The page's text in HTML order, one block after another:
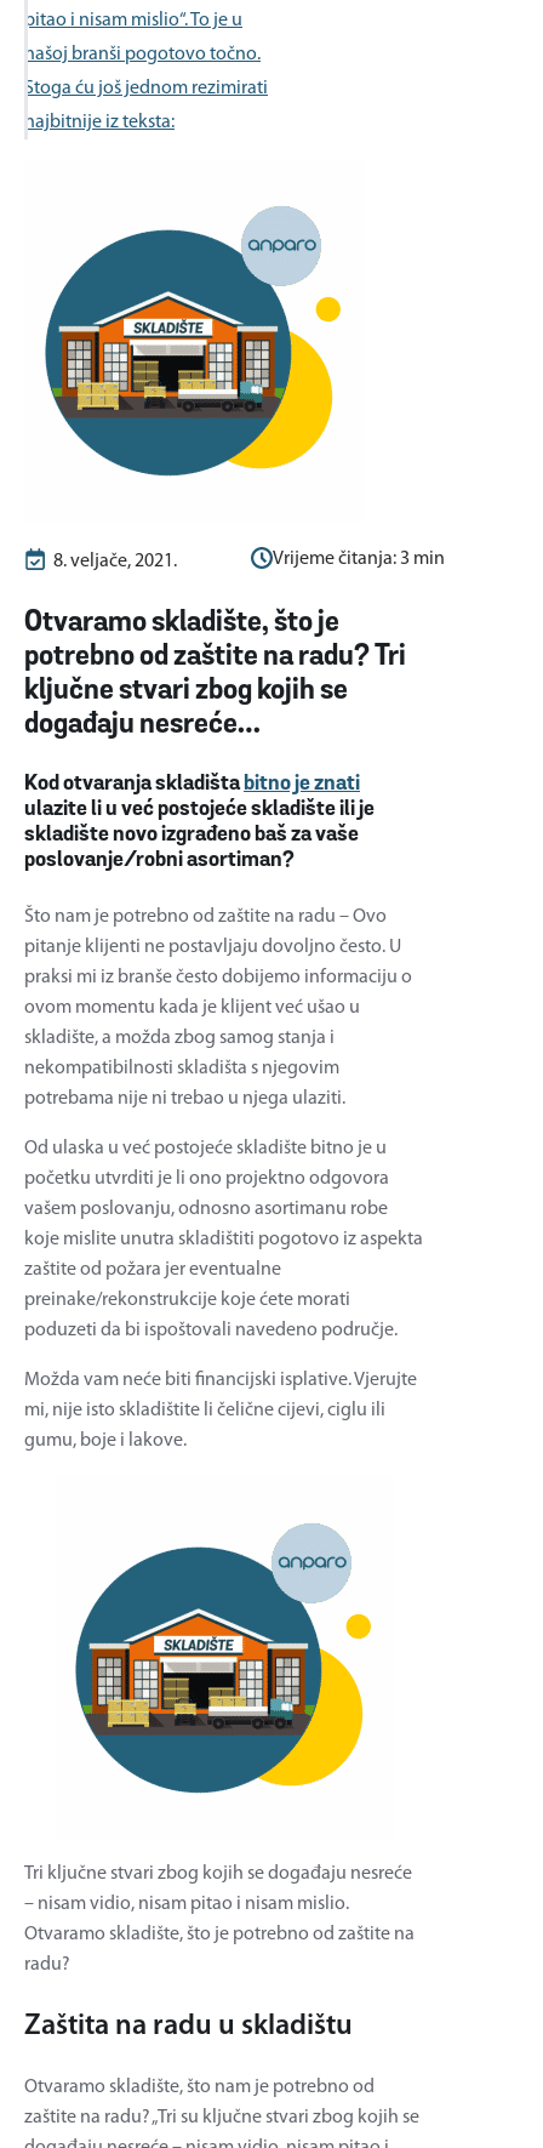
pitao i nisam mislio“. To je u
našoj branši pogotovo točno.
Stoga ću još jednom rezimirati
najbitnije iz teksta:
8. veljače, 2021. Vrijeme čitanja: 3 min
Otvaramo skladište, što je
potrebno od zaštite na radu? Tri
ključne stvari zbog kojih se
događaju nesreće…
Kod otvaranja skladištabitno je znati
ulazite li u već postojeće skladište ili je
skladište novo izgrađeno baš za vaše
poslovanje/robni asortiman?
Što nam je potrebno od zaštite na radu – Ovo
pitanje klijenti ne postavljaju dovoljno često. U
praksi mi iz branše često dobijemo informaciju o
ovom momentu kada je klijent već ušao u
skladište, a možda zbog samog stanja i
nekompatibilnosti skladišta s njegovim
potrebama nije ni trebao u njega ulaziti.
Od ulaska u već postojeće skladište bitno je u
početku utvrditi je li ono projektno odgovora
vašem poslovanju, odnosno asortimanu robe
koje mislite unutra skladištiti pogotovo iz aspekta
zaštite od požara jer eventualne
preinake/rekonstrukcije koje ćete morati
poduzeti da bi ispoštovali navedeno područje.
Možda vam neće biti financijski isplative. Vjerujte
mi, nije isto skladištite li čelične cijevi, ciglu ili
gumu, boje i lakove.
Tri ključne stvari zbog kojih se događaju nesreće
– nisam vidio, nisam pitao i nisam mislio.
Otvaramo skladište, što je potrebno od zaštite na
radu?
Zaštita na radu u skladištu
Otvaramo skladište, što nam je potrebno od
zaštite na radu? „Tri su ključne stvari zbog kojih se